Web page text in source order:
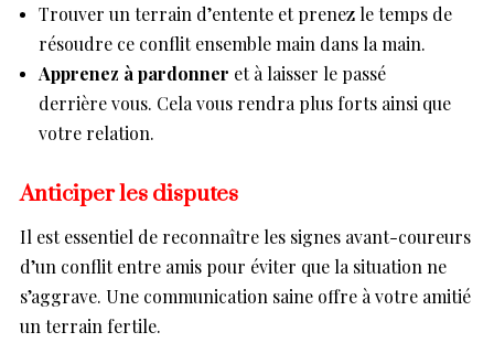
Trouver un terrain d’entente et prenez le temps de
résoudre ce conflit ensemble main dans la main.
Apprenez à pardonner et à laisser le passé
derrière vous. Cela vous rendra plus forts ainsi que
votre relation.
Anticiper les disputes
Il est essentiel de reconnaître les signes avant-coureurs
d’un conflit entre amis pour éviter que la situation ne
s’aggrave. Une communication saine offre à votre amitié
un terrain fertile.